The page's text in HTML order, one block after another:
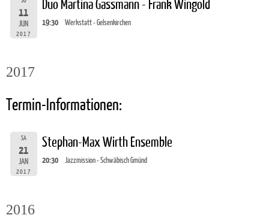
11
JUN
2017
Duo Martina Gassmann - Frank Wingold
19:30 Werkstatt - Gelsenkirchen
2017
Termin-Informationen:
SA
21
JAN
2017
Stephan-Max Wirth Ensemble
20:30 Jazzmission - Schwäbisch Gmünd
2016